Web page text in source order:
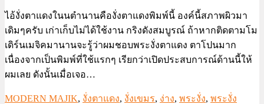
ไอ้งั่งตาแดงในนตำนานคืองั่งตาแดงพิมพ์นี้ องค์นี้สภาพผิวมา
เดิมๆครับ เก่าเก็บไม่ได้ใช้งาน กริงดังสมบูรณ์ ถ้าหากติดตามโม
เดิร์นเมจิคมานานจะรู้ว่าผมชอบพระงั่งตาแดง ตาโปนมาก
เนื่องจากเป็นพิมพ์ที่ใช้แรกๆ เรียกว่าเปิดประสบการณ์ด้านนี้ให้
ผมเลย ดังนั้นเมื่อเจอ…
MODERN MAJIK, งั่งตาแดง, งั่งเขมร, ง่าง, พระงั่ง, พระงั่ง